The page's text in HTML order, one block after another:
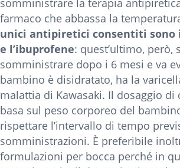
farmaco che abbassa la
unici antipiretici consentiti sono
e l’ibuprofene: quest’ultimo, però,
somministrare dopo i 6 mesi e va
bambino è disidratato, ha la
malattia di Kawasaki. Il dosaggio di
basa sul peso corporeo del
rispettare l’intervallo di tempo
somministrazioni. È preferibile
formulazioni per bocca perché in